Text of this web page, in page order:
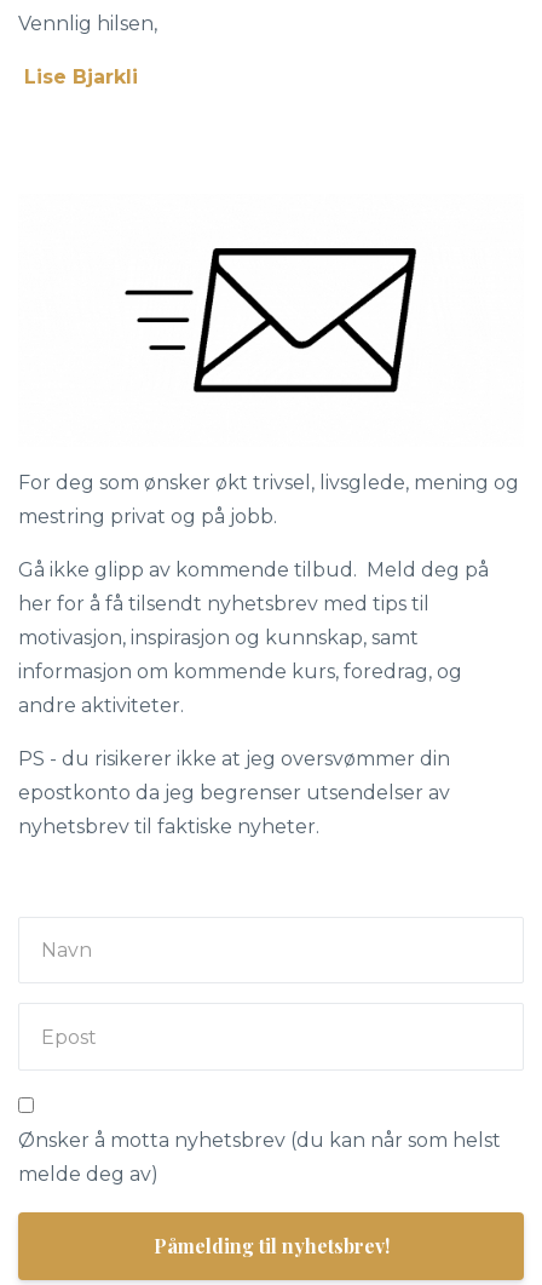
Vennlig hilsen,
Lise Bjarkli
For deg som ønsker økt trivsel, livsglede, mening og
mestring privat og på jobb.
Gå ikke glipp av kommende tilbud. Meld deg på
her for å få tilsendt nyhetsbrev med tips til
motivasjon, inspirasjon og kunnskap, samt
informasjon om kommende kurs, foredrag, og
andre aktiviteter.
PS - du risikerer ikke at jeg oversvømmer din
epostkonto da jeg begrenser utsendelser av
nyhetsbrev til faktiske nyheter.
Ønsker å motta nyhetsbrev (du kan når som helst
melde deg av)
Påmelding til nyhetsbrev!